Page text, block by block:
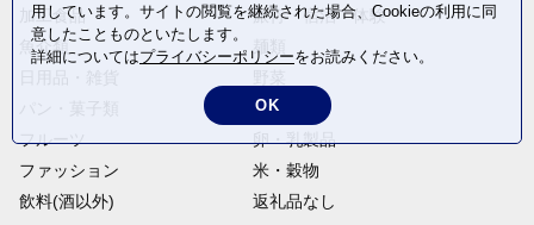
加工食品
旅行・宿泊・体験
魚介類
麺類
電化製品
フルーツ
卵・乳製品
ファッション
米・穀物
飲料(酒以外)
返礼品なし
用しています。サイトの閲覧を継続された場合、Cookieの利用に同
意したことものといたします。
詳細についてはプライバシーポリシーをお読みください。
OK